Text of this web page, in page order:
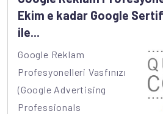
Ekim e kadar Google
ile...
Google Reklam
Profesyonelleri Vasfınızı
(Google Advertising
Professionals